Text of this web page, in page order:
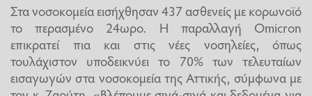
Στα νοσοκομεία εισήχθησαν 437 ασθενείς με κορωνοϊό
το περασμένο 24ωρο. Η παραλλαγή Omicron
επικρατεί πια και στις νέες νοσηλείες, όπως
τουλάχιστον υποδεικνύει το 70% των τελευταίων
εισαγωγών στα νοσοκομεία της Αττικής, σύμφωνα με